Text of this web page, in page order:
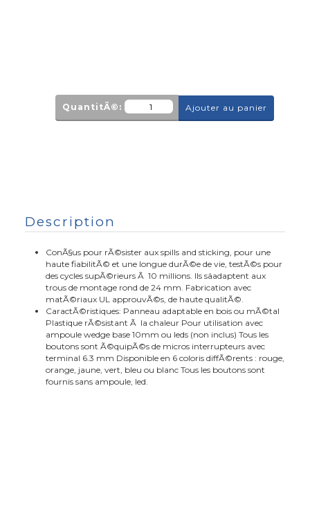
QuantitÃ©: Ajouter au panier
Description
ConÃ§us pour rÃ©sister aux spills and sticking, pour une
haute fiabilitÃ© et une longue durÃ©e de vie, testÃ©s pour
des cycles supÃ©rieurs Ã 10 millions. Ils sâadaptent aux
trous de montage rond de 24 mm. Fabrication avec
matÃ©riaux UL approuvÃ©s, de haute qualitÃ©.
CaractÃ©ristiques: Panneau adaptable en bois ou mÃ©tal
Plastique rÃ©sistant Ã la chaleur Pour utilisation avec
ampoule wedge base 10mm ou leds (non inclus) Tous les
boutons sont Ã©quipÃ©s de micros interrupteurs avec
terminal 6.3 mm Disponible en 6 coloris diffÃ©rents : rouge,
orange, jaune, vert, bleu ou blanc Tous les boutons sont
fournis sans ampoule, led.